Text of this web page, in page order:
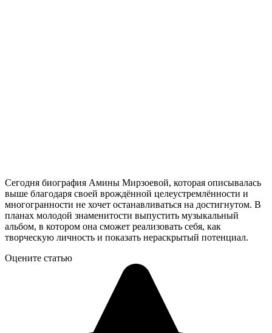
Сегодня биография Амины Мирзоевой, которая описывалась
выше благодаря своей врождённой целеустремлённости и
многогранности не хочет останавливаться на достигнутом. В
планах молодой знаменитости выпустить музыкальный
альбом, в котором она сможет реализовать себя, как
творческую личность и показать нераскрытый потенциал.
Оцените статью